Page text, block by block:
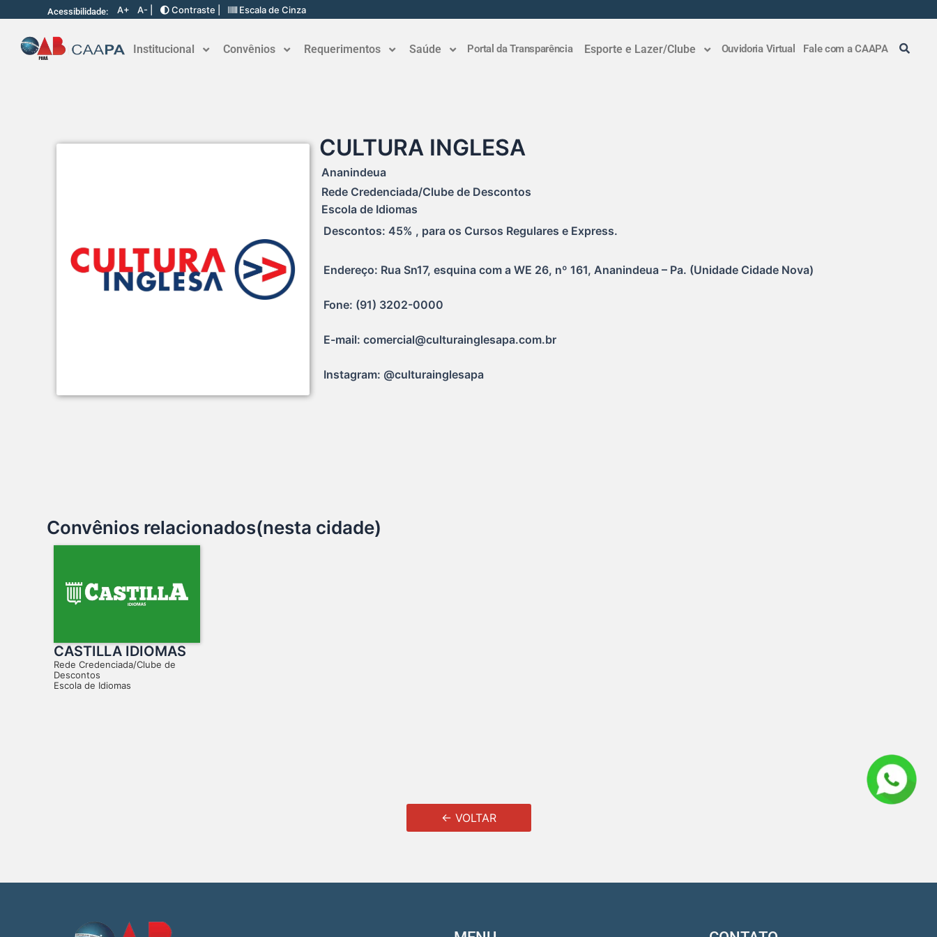
Acessibilidade: A+ A- | Contraste | Escala de Cinza
Institucional Convênios Requerimentos Saúde Portal da Transparência Esporte e Lazer/Clube Ouvidoria Virtual Fale com a CAAPA
CULTURA INGLESA
Ananindeua
Rede Credenciada/Clube de Descontos
Escola de Idiomas
Descontos: 45% , para os Cursos Regulares e Express.
Endereço: Rua Sn17, esquina com a WE 26, nº 161, Ananindeua – Pa. (Unidade Cidade Nova)
Fone: (91) 3202-0000
E-mail: comercial@culturainglesapa.com.br
Instagram: @culturainglesapa
Convênios relacionados(nesta cidade)
CASTILLA IDIOMAS
Rede Credenciada/Clube de
Descontos
Escola de Idiomas
← VOLTAR